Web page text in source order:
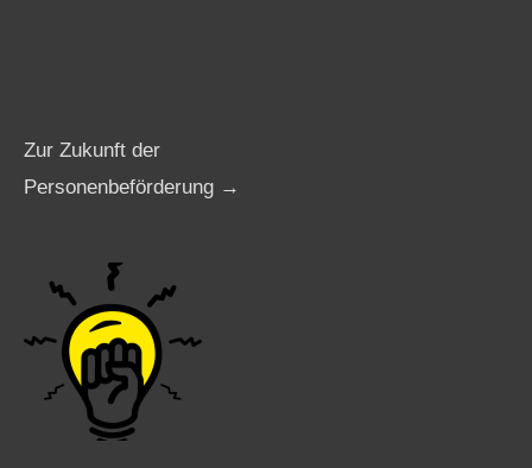
Zur Zukunft der
Personenbeförderung →